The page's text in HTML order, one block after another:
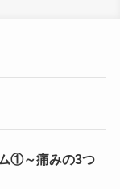
①～痛みの3つ